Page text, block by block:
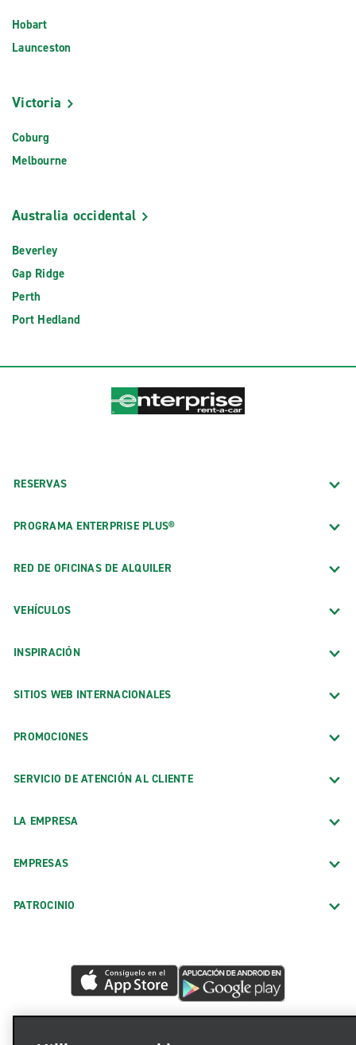
Hobart
Launceston
Victoria
Coburg
Melbourne
Australia occidental
Beverley
Gap Ridge
Perth
Port Hedland
RESERVAS
PROGRAMA ENTERPRISE PLUS®
RED DE OFICINAS DE ALQUILER
VEHÍCULOS
INSPIRACIÓN
SITIOS WEB INTERNACIONALES
PROMOCIONES
SERVICIO DE ATENCIÓN AL CLIENTE
LA EMPRESA
EMPRESAS
PATROCINIO